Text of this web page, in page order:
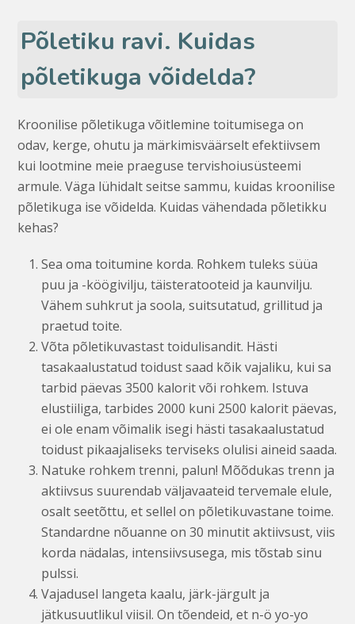
Põletiku ravi. Kuidas
põletikuga võidelda?
Kroonilise põletikuga võitlemine toitumisega on
odav, kerge, ohutu ja märkimisväärselt efektiivsem
kui lootmine meie praeguse tervishoiusüsteemi
armule. Väga lühidalt seitse sammu, kuidas kroonilise
põletikuga ise võidelda. Kuidas vähendada põletikku
kehas?
Sea oma toitumine korda. Rohkem tuleks süüa
puu ja -köögivilju, täisteratooteid ja kaunvilju.
Vähem suhkrut ja soola, suitsutatud, grillitud ja
praetud toite.
Võta põletikuvastast toidu­lisandit. Hästi
tasakaalustatud toidust saad kõik vajaliku, kui sa
tarbid päevas 3500 kalorit või rohkem. Istuva
elustiiliga, tarbides 2000 kuni 2500 kalorit päevas,
ei ole enam võimalik isegi hästi tasakaalustatud
toidust pikaajaliseks terviseks olulisi aineid saada.
Natuke rohkem trenni, palun! Mõõdukas trenn ja
aktiivsus suurendab väljavaateid tervemale elule,
osalt seetõttu, et sellel on põletikuvastane toime.
Standardne nõuanne on 30 minutit aktiivsust, viis
korda nädalas, intensiivsusega, mis tõstab sinu
pulssi.
Vajadusel langeta kaalu, järk-järgult ja
jätkusuutlikul viisil. On tõendeid, et n-ö yo-yo